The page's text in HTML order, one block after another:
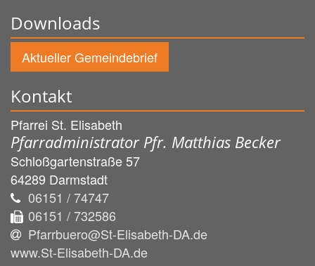
Downloads
Aktueller Gemeindebrief
Kontakt
Pfarrei St. Elisabeth
Pfarradministrator Pfr. Matthias Becker
Schloßgartenstraße 57
64289 Darmstadt
06151 / 74747
06151 / 732586
Pfarrbuero@St-Elisabeth-DA.de
www.St-Elisabeth-DA.de